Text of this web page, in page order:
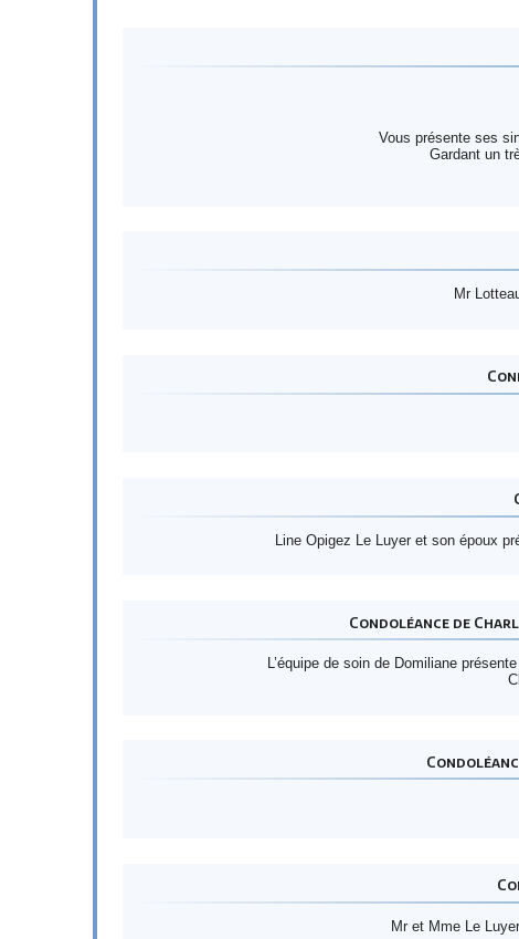
Vous présente ses
Gardant un
Mr
Line Opigez Le Luyer et son époux
Condoléance de
L’équipe de soin de Domiliane
Mr et Mme Le